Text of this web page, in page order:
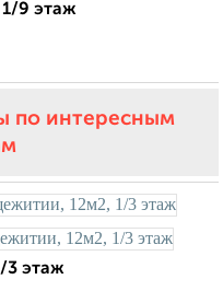
1/9 этаж
по интересным
3 этаж